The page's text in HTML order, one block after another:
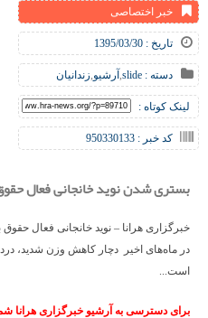
خبر اختصاصی
تاریخ : 1395/03/30
دسته : slide
,آرشیو,زندانیان
لینک کوتاه :
کد خبر : 950330133
بستری شدن نوید خانجانی فعال
خبرگزاری هرانا – نوید خانجانی فعال
در ماه‌های اخیر دچار کاهش وزن شدید،
است...
برای دسترسی به آرشیو خبرگزاری هرانا